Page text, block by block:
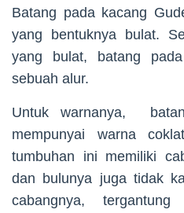
Batang pada kacang
yang bentuknya bulat.
yang bulat, batang
sebuah alur.
Untuk warnanya,
mempunyai warna
tumbuhan ini memiliki
dan bulunya juga tidak
cabangnya,